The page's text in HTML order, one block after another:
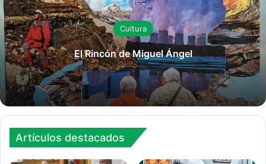
Cultura
El Rincón de Miguel Ángel
Artículos destacados